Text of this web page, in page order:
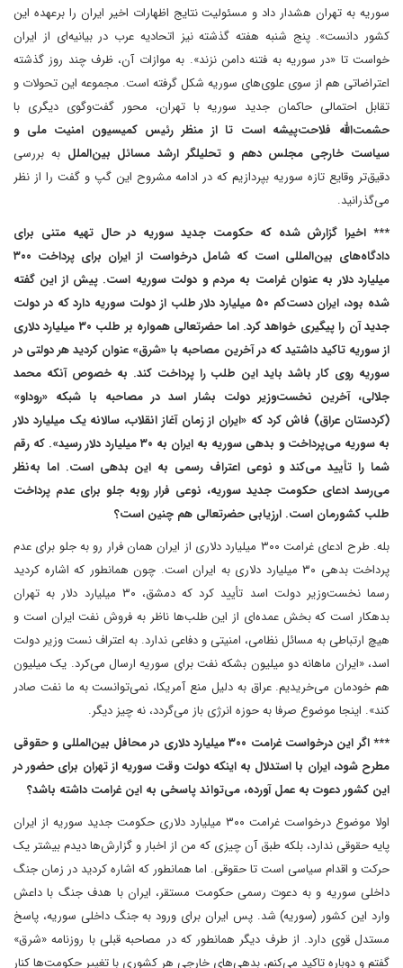
سوریه به تهران هشدار داد و مسئولیت نتایج اظهارات اخیر ایران را برعهده این
کشور دانست». پنج شنبه هفته گذشته نیز اتحادیه عرب در بیانیه‌ای از ایران
خواست تا «در سوریه به فتنه دامن نزند». به موازات آن، ظرف چند روز گذشته
اعتراضاتی هم از سوی علوی‌های سوریه شکل گرفته است. مجموعه این تحولات و
تقابل احتمالی حاکمان جدید سوریه با تهران، محور گفت‌وگوی دیگری با
حشمت‌الله فلاحت‌پیشه است تا از منظر رئیس کمیسیون امنیت ملی و
سیاست خارجی مجلس دهم و تحلیلگر ارشد مسائل بین‌الملل به بررسی
دقیق‌تر وقایع تازه سوریه بپردازیم که در ادامه مشروح این گپ و گفت را از نظر
می‌گذرانید.
*** اخیرا گزارش شده که حکومت جدید سوریه در حال تهیه متنی برای
دادگاه‌های بین‌المللی است که شامل درخواست از ایران برای پرداخت ۳۰۰
میلیارد دلار به عنوان غرامت به مردم و دولت سوریه است. پیش از این گفته
شده بود، ایران دست‌کم ۵۰ میلیارد دلار طلب از دولت سوریه دارد که در دولت
جدید آن را پیگیری خواهد کرد. اما حضرتعالی همواره بر طلب ۳۰ میلیارد دلاری
از سوریه تاکید داشتید که در آخرین مصاحبه با «شرق» عنوان کردید هر دولتی در
سوریه روی کار باشد باید این طلب را پرداخت کند. به خصوص آنکه محمد
جلالی، آخرین نخست‌وزیر دولت بشار اسد در مصاحبه با شبکه «روداو»
(کردستان عراق) فاش کرد که «ایران از زمان آغاز انقلاب، سالانه یک میلیارد دلار
به سوریه می‌پرداخت و بدهی سوریه به ایران به ۳۰ میلیارد دلار رسید». که رقم
شما را تأیید می‌کند و نوعی اعتراف رسمی به این بدهی است. اما به‌نظر
می‌رسد ادعای حکومت جدید سوریه، نوعی فرار روبه جلو برای عدم پرداخت
طلب کشورمان است. ارزیابی حضرتعالی هم چنین است؟
بله. طرح ادعای غرامت ۳۰۰ میلیارد دلاری از ایران همان فرار رو به جلو برای عدم
پرداخت بدهی ۳۰ میلیارد دلاری به ایران است. چون همانطور که اشاره کردید
رسما نخست‌وزیر دولت اسد تأیید کرد که دمشق، ۳۰ میلیارد دلار به تهران
بدهکار است که بخش عمده‌ای از این طلب‌ها ناظر به فروش نفت ایران است و
هیچ ارتباطی به مسائل نظامی، امنیتی و دفاعی ندارد. به اعتراف نست وزیر دولت
اسد، «ایران ماهانه دو میلیون بشکه نفت برای سوریه ارسال می‌کرد. یک میلیون
هم خودمان می‌خریدیم. عراق به دلیل منع آمریکا، نمی‌توانست به ما نفت صادر
کند». اینجا موضوع صرفا به حوزه انرژی باز می‌گردد، نه چیز دیگر.
*** اگر این درخواست غرامت ۳۰۰ میلیارد دلاری در محافل بین‌المللی و حقوقی
مطرح شود، ایران با استدلال به اینکه دولت وقت سوریه از تهران برای حضور در
این کشور دعوت به عمل آورده، می‌تواند پاسخی به این غرامت داشته باشد؟
اولا موضوع درخواست غرامت ۳۰۰ میلیارد دلاری حکومت جدید سوریه از ایران
پایه حقوقی ندارد، بلکه طبق آن چیزی که من از اخبار و گزارش‌ها دیدم بیشتر یک
حرکت و اقدام سیاسی است تا حقوقی. اما همانطور که اشاره کردید در زمان جنگ
داخلی سوریه و به دعوت رسمی حکومت مستقر، ایران با هدف جنگ با داعش
وارد این کشور (سوریه) شد. پس ایران برای ورود به جنگ داخلی سوریه، پاسخ
مستدل قوی دارد. از طرف دیگر همانطور که در مصاحبه قبلی با روزنامه «شرق»
گفتم و دوباره تاکید می‌کنم، بدهی‌های خارجی هر کشوری با تغییر حکومت‌ها کنار